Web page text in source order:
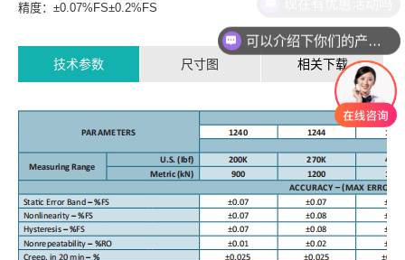
精度：±0.07%FS±0.2%FS
技术参数 尺寸图 相关下载